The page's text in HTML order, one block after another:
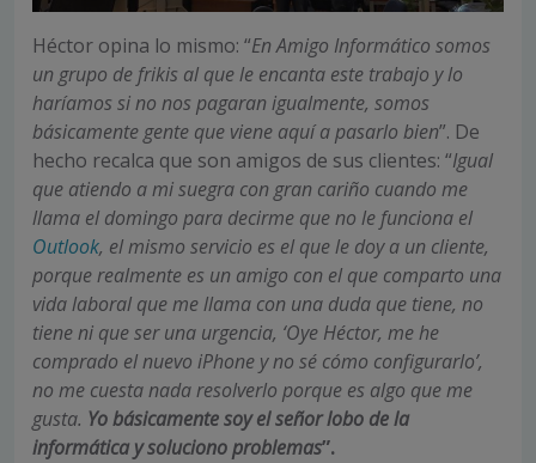
Héctor opina lo mismo: “En Amigo Informático somos
un grupo de frikis al que le encanta este trabajo y lo
haríamos si no nos pagaran igualmente, somos
básicamente gente que viene aquí a pasarlo bien”. De
hecho recalca que son amigos de sus clientes: “Igual
que atiendo a mi suegra con gran cariño cuando me
llama el domingo para decirme que no le funciona el
Outlook, el mismo servicio es el que le doy a un cliente,
porque realmente es un amigo con el que comparto una
vida laboral que me llama con una duda que tiene, no
tiene ni que ser una urgencia, ‘Oye Héctor, me he
comprado el nuevo iPhone y no sé cómo configurarlo’,
no me cuesta nada resolverlo porque es algo que me
gusta. Yo básicamente soy el señor lobo de la
informática y soluciono problemas”.